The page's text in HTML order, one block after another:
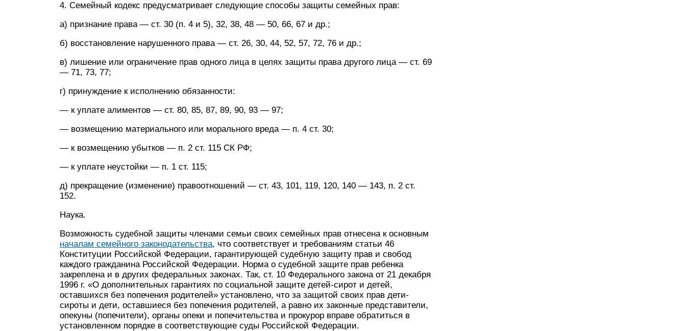
4. Семейный кодекс предусматривает следующие способы защиты семейных прав:
а) признание права — ст. 30 (п. 4 и 5), 32, 38, 48 — 50, 66, 67 и др.;
б) восстановление нарушенного права — ст. 26, 30, 44, 52, 57, 72, 76 и др.;
в) лишение или ограничение прав одного лица в целях защиты права другого лица — ст. 69
— 71, 73, 77;
г) принуждение к исполнению обязанности:
— к уплате алиментов — ст. 80, 85, 87, 89, 90, 93 — 97;
— возмещению материального или морального вреда — п. 4 ст. 30;
— к возмещению убытков — п. 2 ст. 115 СК РФ;
— к уплате неустойки — п. 1 ст. 115;
д) прекращение (изменение) правоотношений — ст. 43, 101, 119, 120, 140 — 143, п. 2 ст.
152.
Наука.
Возможность судебной защиты членами семьи своих семейных прав отнесена к основным
началам семейного законодательства, что соответствует и требованиям статьи 46
Конституции Российской Федерации, гарантирующей судебную защиту прав и свобод
каждого гражданина Российской Федерации. Норма о судебной защите прав ребенка
закреплена и в других федеральных законах. Так, ст. 10 Федерального закона от 21 декабря
1996 г. «О дополнительных гарантиях по социальной защите детей-сирот и детей,
оставшихся без попечения родителей» установлено, что за защитой своих прав дети-
сироты и дети, оставшиеся без попечения родителей, а равно их законные представители,
опекуны (попечители), органы опеки и попечительства и прокурор вправе обратиться в
установленном порядке в соответствующие суды Российской Федерации.